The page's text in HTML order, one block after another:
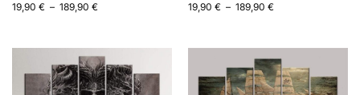
19,90 € – 189,90 € 19,90 € – 189,90 €